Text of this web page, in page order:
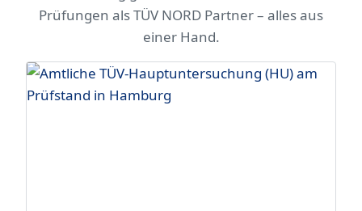
Prüfungen als TÜV NORD Partner – alles aus
einer Hand.